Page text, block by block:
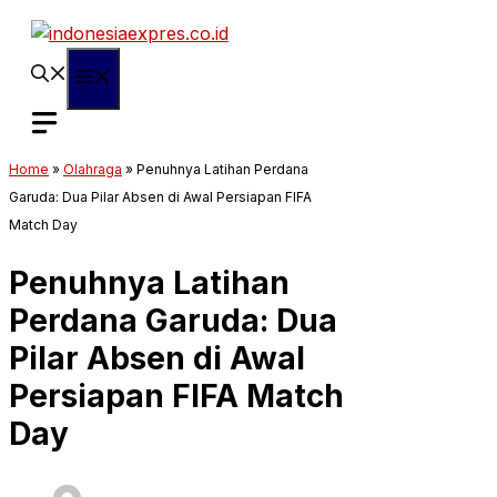
Langsung
Home » Olahraga » Penuhnya Latihan Perdana
Garuda: Dua Pilar Absen di Awal Persiapan FIFA
Match Day
Penuhnya Latihan
Perdana Garuda: Dua
Pilar Absen di Awal
Persiapan FIFA Match
Day